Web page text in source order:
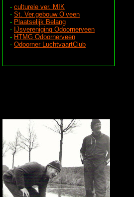
- culturele ver. MIK
- St. Ver.gebouw O’veen
- Plaatselijk Belang
- IJsvereniging Odoornerveen
- HTMG Odoornerveen
- Odoorner LuchtvaartClub